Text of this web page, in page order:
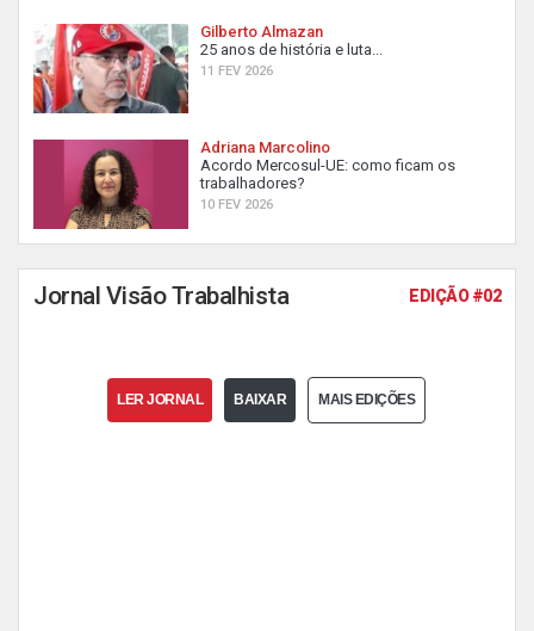
Gilberto Almazan
25 anos de história e luta...
11 FEV 2026
Adriana Marcolino
Acordo Mercosul-UE: como ficam os
trabalhadores?
10 FEV 2026
Jornal Visão Trabalhista EDIÇÃO #02
LER JORNAL BAIXAR MAIS EDIÇÕES